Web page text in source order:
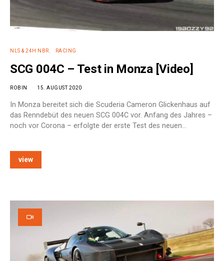
NLS & 24H NBR RACING
SCG 004C – Test in Monza [Video]
ROBIN 15. AUGUST 2020
In Monza bereitet sich die Scuderia Cameron Glickenhaus auf
das Renndebüt des neuen SCG 004C vor. Anfang des Jahres –
noch vor Corona – erfolgte der erste Test des neuen…
view